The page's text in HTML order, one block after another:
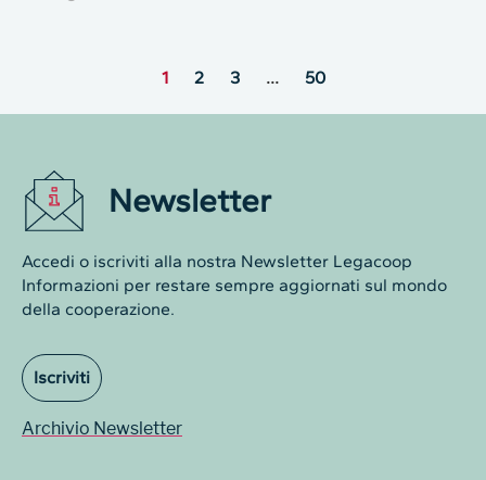
1 2 3 … 50
Newsletter
Accedi o iscriviti alla nostra Newsletter Legacoop
Informazioni per restare sempre aggiornati sul mondo
della cooperazione.
Iscriviti
Archivio Newsletter